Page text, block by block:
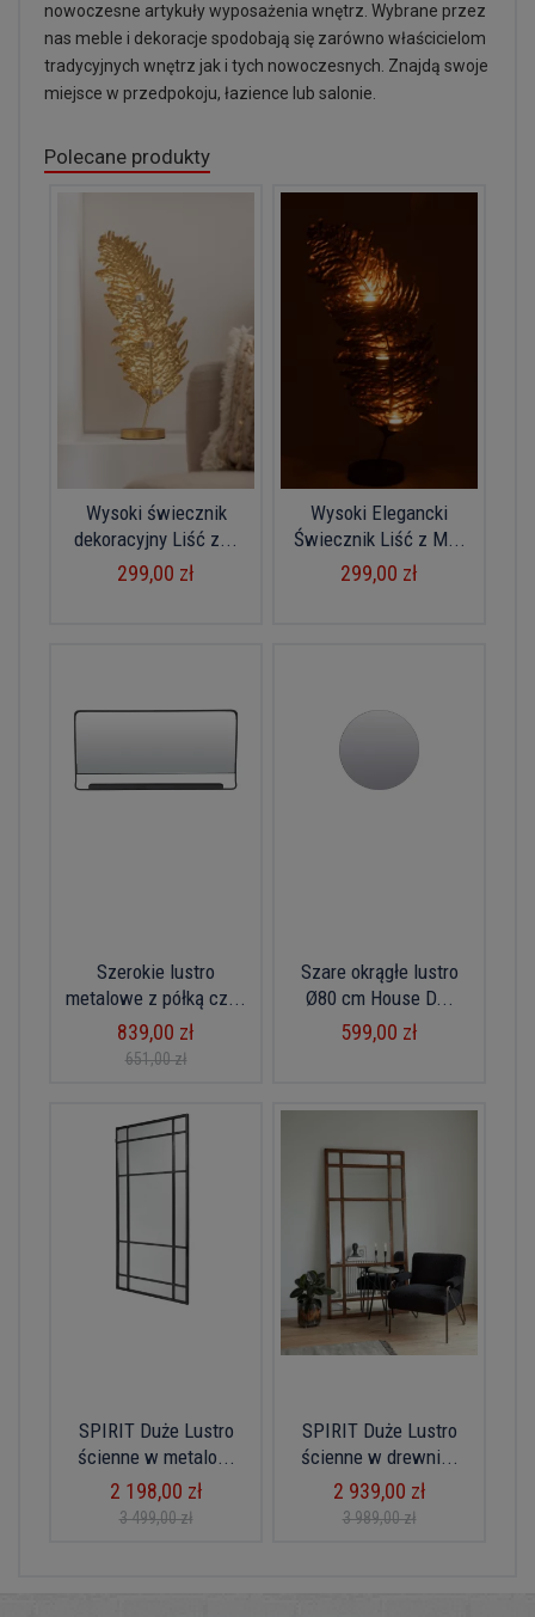
nowoczesne artykuły wyposażenia wnętrz. Wybrane przez
nas meble i dekoracje spodobają się zarówno właścicielom
tradycyjnych wnętrz jak i tych nowoczesnych. Znajdą swoje
miejsce w przedpokoju, łazience lub salonie.
Polecane produkty
Wysoki świecznik
dekoracyjny Liść z...
299,00 zł
Wysoki Elegancki
Świecznik Liść z M...
299,00 zł
Szerokie lustro
metalowe z półką cz...
839,00 zł
651,00 zł
Szare okrągłe lustro
Ø80 cm House D...
599,00 zł
SPIRIT Duże Lustro
ścienne w metalo...
2 198,00 zł
3 499,00 zł
SPIRIT Duże Lustro
ścienne w drewni...
2 939,00 zł
3 989,00 zł